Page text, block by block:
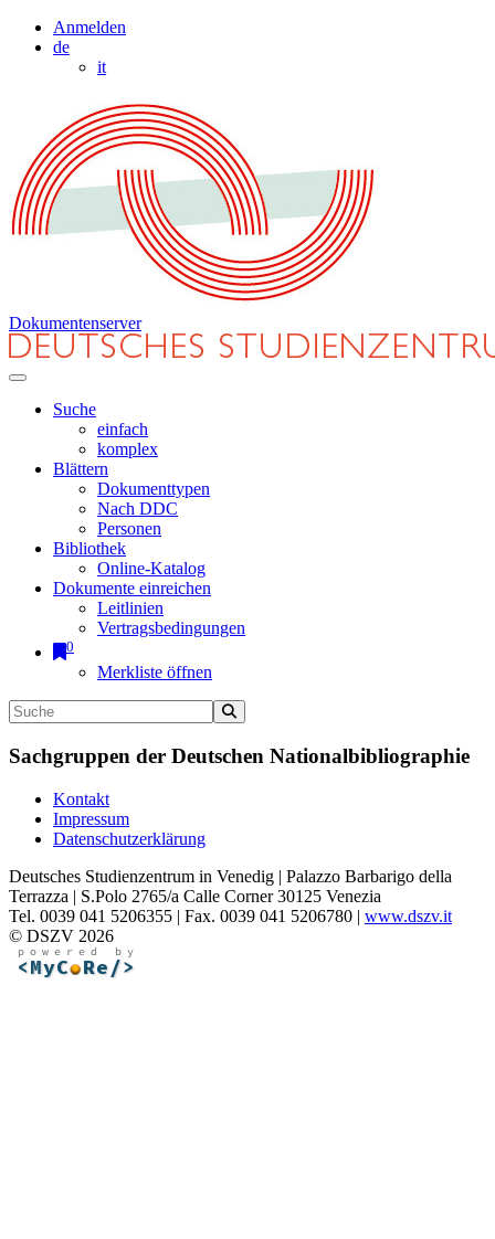
Anmelden
de
it
Dokumentenserver
Suche
einfach
komplex
Blättern
Dokumenttypen
Nach DDC
Personen
Bibliothek
Online-Katalog
Dokumente einreichen
Leitlinien
Vertragsbedingungen
0
Merkliste öffnen
Sachgruppen der Deutschen Nationalbibliographie
Kontakt
Impressum
Datenschutzerklärung
Deutsches Studienzentrum in Venedig | Palazzo Barbarigo della
Terrazza | S.Polo 2765/a Calle Corner 30125 Venezia
Tel. 0039 041 5206355 | Fax. 0039 041 5206780 | www.dszv.it
© DSZV 2026